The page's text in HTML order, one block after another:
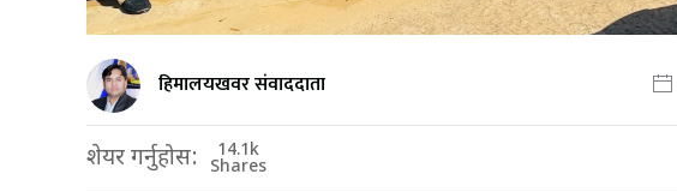
हिमालयखवर संवाददाता
शेयर गर्नुहोस: 14.1k
Shares